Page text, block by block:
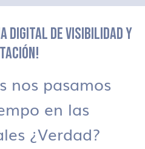
DIGITAL DE VISIBILIDAD Y
nos pasamos
en las
¿Verdad?